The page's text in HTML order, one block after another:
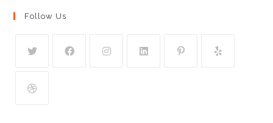
Follow Us